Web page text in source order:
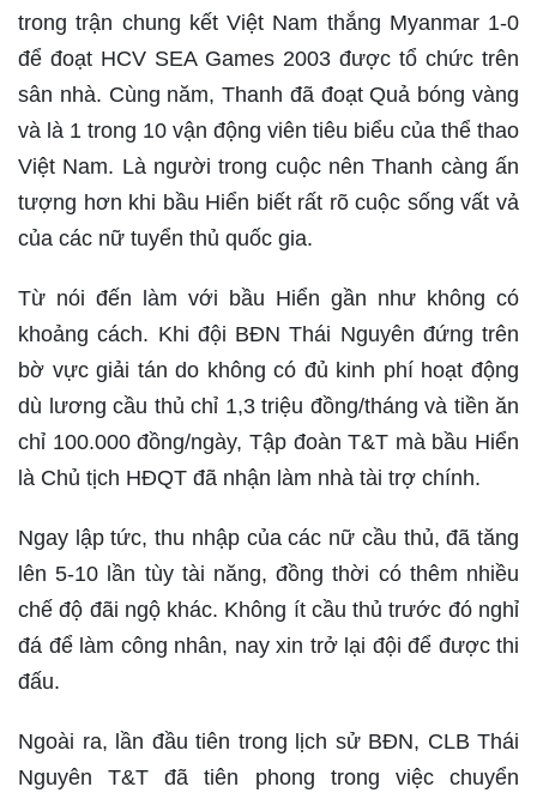
trong trận chung kết Việt Nam thắng Myanmar 1-0
để đoạt HCV SEA Games 2003 được tổ chức trên
sân nhà. Cùng năm, Thanh đã đoạt Quả bóng vàng
và là 1 trong 10 vận động viên tiêu biểu của thể thao
Việt Nam. Là người trong cuộc nên Thanh càng ấn
tượng hơn khi bầu Hiển biết rất rõ cuộc sống vất vả
của các nữ tuyển thủ quốc gia.
Từ nói đến làm với bầu Hiển gần như không có
khoảng cách. Khi đội BĐN Thái Nguyên đứng trên
bờ vực giải tán do không có đủ kinh phí hoạt động
dù lương cầu thủ chỉ 1,3 triệu đồng/tháng và tiền ăn
chỉ 100.000 đồng/ngày, Tập đoàn T&T mà bầu Hiển
là Chủ tịch HĐQT đã nhận làm nhà tài trợ chính.
Ngay lập tức, thu nhập của các nữ cầu thủ, đã tăng
lên 5-10 lần tùy tài năng, đồng thời có thêm nhiều
chế độ đãi ngộ khác. Không ít cầu thủ trước đó nghỉ
đá để làm công nhân, nay xin trở lại đội để được thi
đấu.
Ngoài ra, lần đầu tiên trong lịch sử BĐN, CLB Thái
Nguyên T&T đã tiên phong trong việc chuyển